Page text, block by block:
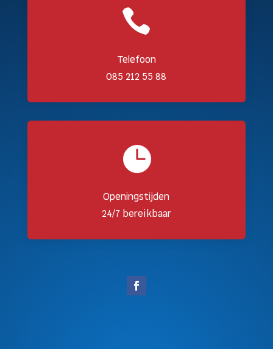

Telefoon
085 212 55 88

Openingstijden
24/7 bereikbaar